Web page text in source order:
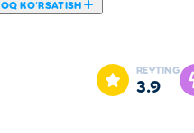
KOʻRSATISH
va raqamlarni ikki
va yuqori balldanREYTING
3.9